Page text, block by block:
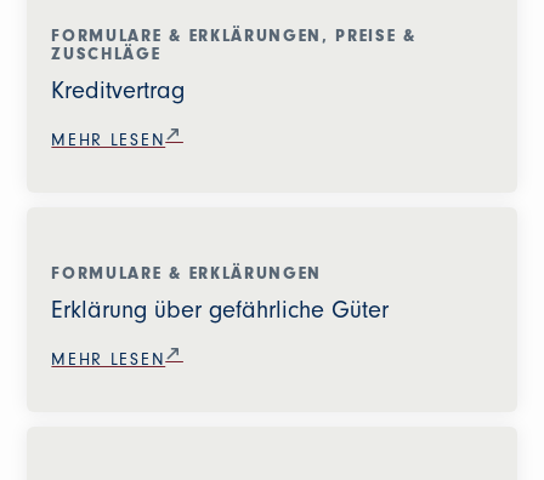
FORMULARE & ERKLÄRUNGEN, PREISE &
ZUSCHLÄGE
Kreditvertrag
MEHR LESEN
FORMULARE & ERKLÄRUNGEN
Erklärung über gefährliche Güter
MEHR LESEN